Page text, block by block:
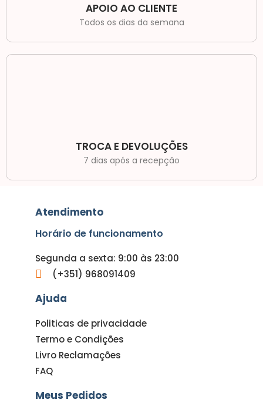
APOIO AO CLIENTE
Todos os dias da semana
TROCA E DEVOLUÇÕES
7 dias após a recepção
Atendimento
Horário de funcionamento
Segunda a sexta: 9:00 às 23:00
(+351) 968091409
Ajuda
Politicas de privacidade
Termo e Condições
Livro Reclamações
FAQ
Meus Pedidos